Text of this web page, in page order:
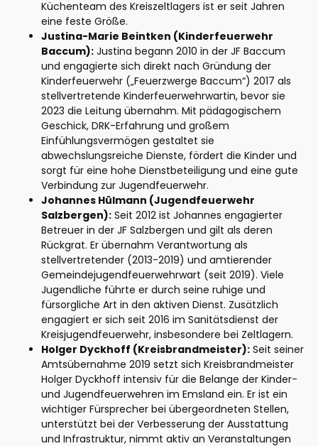
Küchenteam des Kreiszeltlagers ist er seit Jahren
eine feste Größe.
Justina-Marie Beintken (Kinderfeuerwehr
Baccum): Justina begann 2010 in der JF Baccum
und engagierte sich direkt nach Gründung der
Kinderfeuerwehr („Feuerzwerge Baccum“) 2017 als
stellvertretende Kinderfeuerwehrwartin, bevor sie
2023 die Leitung übernahm. Mit pädagogischem
Geschick, DRK-Erfahrung und großem
Einfühlungsvermögen gestaltet sie
abwechslungsreiche Dienste, fördert die Kinder und
sorgt für eine hohe Dienstbeteiligung und eine gute
Verbindung zur Jugendfeuerwehr.
Johannes Hülmann (Jugendfeuerwehr
Salzbergen): Seit 2012 ist Johannes engagierter
Betreuer in der JF Salzbergen und gilt als deren
Rückgrat. Er übernahm Verantwortung als
stellvertretender (2013-2019) und amtierender
Gemeindejugendfeuerwehrwart (seit 2019). Viele
Jugendliche führte er durch seine ruhige und
fürsorgliche Art in den aktiven Dienst. Zusätzlich
engagiert er sich seit 2016 im Sanitätsdienst der
Kreisjugendfeuerwehr, insbesondere bei Zeltlagern.
Holger Dyckhoff (Kreisbrandmeister): Seit seiner
Amtsübernahme 2019 setzt sich Kreisbrandmeister
Holger Dyckhoff intensiv für die Belange der Kinder-
und Jugendfeuerwehren im Emsland ein. Er ist ein
wichtiger Fürsprecher bei übergeordneten Stellen,
unterstützt bei der Verbesserung der Ausstattung
und Infrastruktur, nimmt aktiv an Veranstaltungen